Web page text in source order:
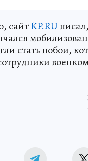
сайтKP.RU
стать побои,